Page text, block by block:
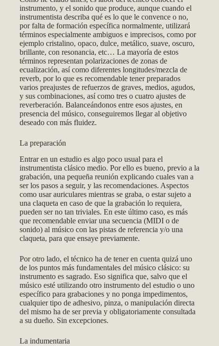
instrumento, y el sonido que produce, aunque cuando el
instrumentista describa qué es lo que le convence o no,
por falta de formación específica normalmente, utilizará
términos especialmente ambiguos e imprecisos, como por
ejemplo cristalino, opaco, dulce, metálico, suave, oscuro,
brillante, con resonancia, etc… La mayoría de estos
términos representan polarizaciones de zonas de
ecualización, así como diferentes longitudes/mezcla de
reverb, por lo que es recomendable tener preparados
varios preajustes de refuerzos de graves, medios, agudos,
y sus combinaciones, así como tres o cuatro ajustes de
reverberación. Balanceándonos entre esos ajustes, en
presencia del músico, conseguiremos llegar al objetivo
deseado con más fluidez.
La preparación
Entrar en un estudio es algo poco usual para el
instrumentista clásico medio. Por ello es bueno, previo a la
grabación, una pequeña reunión explicando cuales van a
ser los pasos a seguir, y las recomendaciones. Aspectos
como usar auriculares mientras se graba, o estar sujeto a
una claqueta en caso de que la grabación lo requiera,
pueden ser no tan triviales. En este último caso, es más
que recomendable enviar una secuencia (MIDI o de
sonido) al músico con las pistas de referencia y/o una
claqueta, para que ensaye previamente.
Por otro lado, el técnico ha de tener en cuenta quizá uno
de los puntos más fundamentales del músico clásico: su
instrumento es sagrado. Eso significa que, salvo que el
músico esté utilizando otro instrumento del estudio o uno
específico para grabaciones y no ponga impedimentos,
cualquier tipo de adhesivo, pinza, o manipulación directa
del mismo ha de ser previa y obligatoriamente consultada
a su dueño. Sin excepciones.
La indumentaria